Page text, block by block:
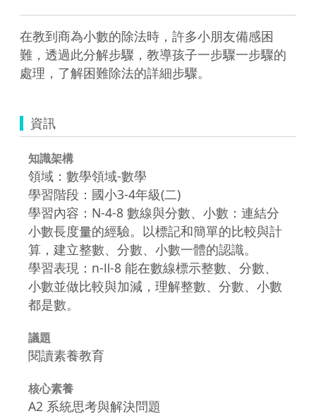
在教到商為小數的除法時，許多小朋友備感困
難，透過此分解步驟，教導孩子一步驟一步驟的
處理，了解困難除法的詳細步驟。
資訊
知識架構
領域：數學領域-數學
學習階段：國小3-4年級(二)
學習內容：N-4-8 數線與分數、小數：連結分
小數長度量的經驗。以標記和簡單的比較與計
算，建立整數、分數、小數一體的認識。
學習表現：n-Ⅱ-8 能在數線標示整數、分數、
小數並做比較與加減，理解整數、分數、小數
都是數。
議題
閱讀素養教育
核心素養
A2 系統思考與解決問題